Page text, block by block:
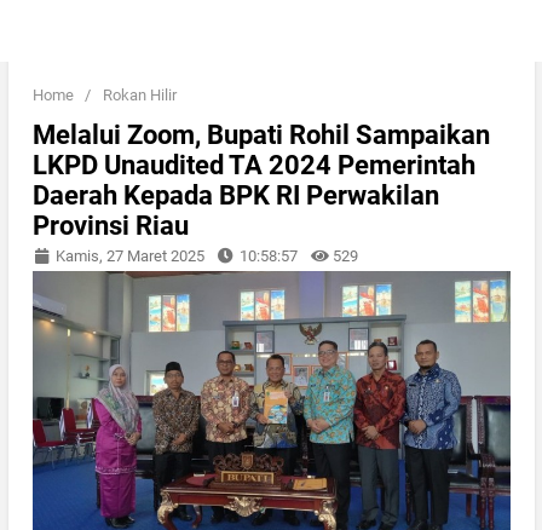
Home / Rokan Hilir
Melalui Zoom, Bupati Rohil Sampaikan
LKPD Unaudited TA 2024 Pemerintah
Daerah Kepada BPK RI Perwakilan
Provinsi Riau
Kamis, 27 Maret 2025 10:58:57 529